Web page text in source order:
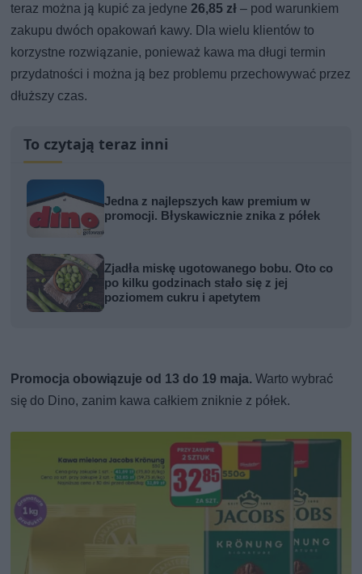
teraz można ją kupić za jedyne26,85 zł – pod warunkiem
zakupu dwóch opakowań kawy. Dla wielu klientów to
korzystne rozwiązanie, ponieważ kawa ma długi termin
przydatności i można ją bez problemu przechowywać przez
dłuższy czas.
To czytają teraz inni
Jedna z najlepszych kaw premium w
promocji. Błyskawicznie znika z półek
Zjadła miskę ugotowanego bobu. Oto co
po kilku godzinach stało się z jej
poziomem cukru i apetytem
Promocja obowiązuje od 13 do 19 maja. Warto wybrać
się do Dino, zanim kawa całkiem zniknie z półek.